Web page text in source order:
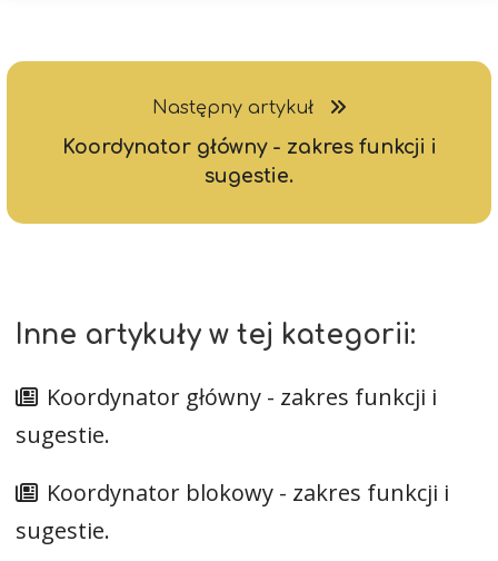
Następny artykuł
Koordynator główny - zakres funkcji i
sugestie.
Inne artykuły w tej kategorii:
Koordynator główny - zakres funkcji i
sugestie.
Koordynator blokowy - zakres funkcji i
sugestie.